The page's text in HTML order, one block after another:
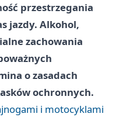
przestrzegania
jazdy. Alkohol,
zachowania
o zasadach
ochronnych.
i motocyklami